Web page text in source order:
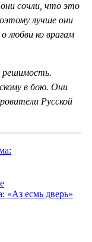
они сочли, что это
лучше они
любви ко врагам
решимость.
в бою. Они
Русской
«Аз есмь дверь»